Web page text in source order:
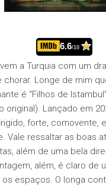
6.6/10
a Turquia com um
chorar. Longe de mim
é “Filhos de
original). Lançado em
forte, comovente,
Vale ressaltar as boas
além de uma bela
além, é claro de
espaços. O longa